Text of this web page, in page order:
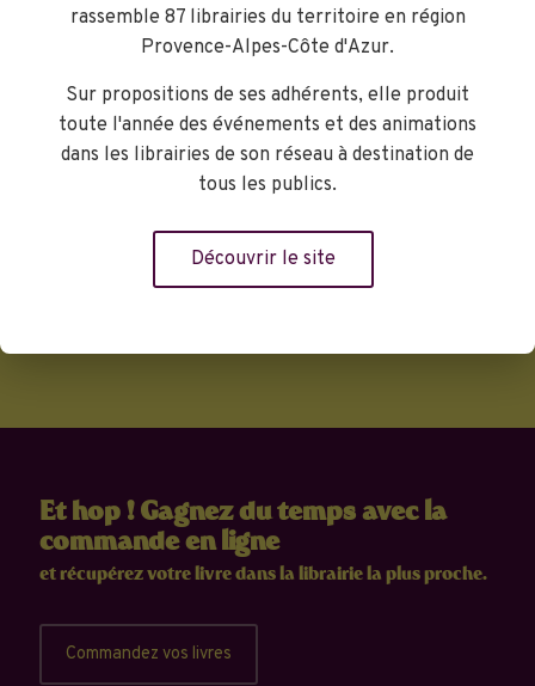
vive les câlins, il n'y a que ça de
vrai! Gaëlle, la libraire jeunesse
Et hop ! Gagnez du temps avec la
commande en ligne
et récupérez votre livre dans la librairie la plus proche.
Commandez vos livres
rassemble 87 librairies du territoire en région
Provence-Alpes-Côte d'Azur.
Sur propositions de ses adhérents, elle produit
toute l'année des événements et des animations
dans les librairies de son réseau à destination de
tous les publics.
Découvrir le site